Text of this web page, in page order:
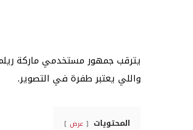
واللي يعتبر طفرة في التصوير.
المحتويات عرض